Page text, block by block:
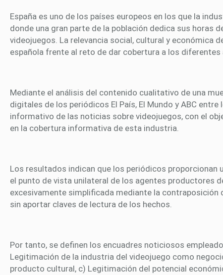
España es uno de los países europeos en los que la
donde una gran parte de la población dedica sus horas
videojuegos. La relevancia social, cultural y económica
española frente al reto de dar cobertura a los
Mediante el análisis del contenido cualitativo de una
digitales de los periódicos El País, El Mundo y ABC
informativo de las noticias sobre videojuegos, con el
en la cobertura informativa de esta industria.
Los resultados indican que los periódicos
el punto de vista unilateral de los agentes productores
excesivamente simplificada mediante la
sin aportar claves de lectura de los hechos.
Por tanto, se definen los encuadres noticiosos
Legitimación de la industria del videojuego como
producto cultural, c) Legitimación del potencial